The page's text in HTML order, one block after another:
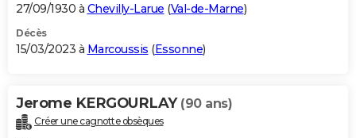
27/09/1930 à Chevilly-Larue (Val-de-Marne)
Décès
15/03/2023 à Marcoussis (Essonne)
Jerome KERGOURLAY (90 ans)
Créer une cagnotte obsèques